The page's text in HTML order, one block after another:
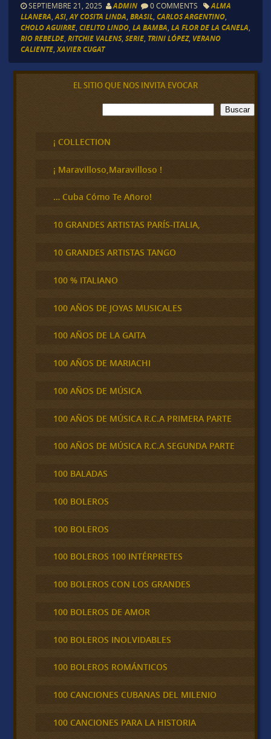
SEPTIEMBRE 21, 2025 ADMIN 0 COMMENTS
ALMA
LLANERA ASI, AY COSITA LINDA BRASIL, CARLOS ARGENTINO,
CHOLO AGUIRRE, CIELITO LINDO, LA BAMBA LA FLOR DE LA CANELA
RIO REBELDE, RITCHIE VALENS, SERIE, TRINI LÓPEZ, VERANO
CALIENTE, XAVIER CUGAT
EL SITIO QUE NOS INVITA EVOCAR
B
u
c
a
Buscar
¡ COLLECTION
¡ Maravilloso,Maravilloso !
… Cuba Cómo Te Añoro!
10 GRANDES ARTISTAS PARÍS-ITALIA,
10 GRANDES ARTISTAS TANGO
100 % ITALIANO
100 AÑOS DE JOYAS MUSICALES
100 AÑOS DE LA GAITA
100 AÑOS DE MARIACHI
100 AÑOS DE MÚSICA
100 AÑOS DE MÚSICA R.C.A PRIMERA PARTE
100 AÑOS DE MÚSICA R.C.A SEGUNDA PARTE
100 BALADAS
100 BOLEROS
100 BOLEROS
100 BOLEROS 100 INTÉRPRETES
100 BOLEROS CON LOS GRANDES
100 BOLEROS DE AMOR
100 BOLEROS INOLVIDABLES
100 BOLEROS ROMÁNTICOS
100 CANCIONES CUBANAS DEL MILENIO
100 CANCIONES PARA LA HISTORIA